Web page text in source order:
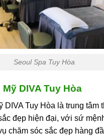
Seoul Spa Tuy Hòa
DIVA Tuy Hòa
DIVA Tuy Hòa là trung tâm
đẹp hiện đại, với sứ
chăm sóc sắc đẹp hàng